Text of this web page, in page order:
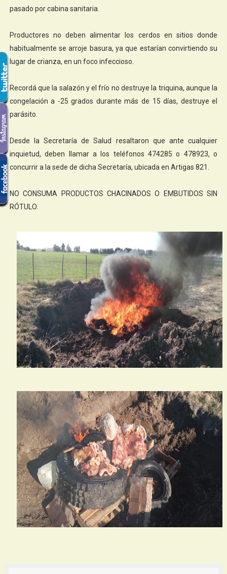
pasado por cabina sanitaria.
Productores no deben alimentar los cerdos en sitios donde
habitualmente se arroje basura, ya que estarían convirtiendo su
lugar de crianza, en un foco infeccioso.
Recordá que la salazón y el frío no destruye la triquina, aunque la
congelación a -25 grados durante más de 15 días, destruye el
parásito.
Desde la Secretaría de Salud resaltaron que ante cualquier
inquietud, deben llamar a los teléfonos 474285 o 478923, o
concurrir a la sede de dicha Secretaría, ubicada en Artigas 821.
NO CONSUMA PRODUCTOS CHACINADOS O EMBUTIDOS SIN
RÓTULO.